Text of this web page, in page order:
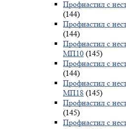
Профнастил с
(144)
Профнастил с
(144)
Профнастил с
МП10 (145)
Профнастил с
(144)
Профнастил с
МП18 (145)
Профнастил с
(145)
Профнастил с